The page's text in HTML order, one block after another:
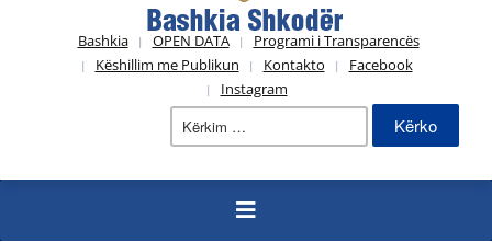
Bashkia OPEN DATA
Programi i Transparencës
Këshillim me Publikun
Kontakto
Facebook
Instagram
Kërko